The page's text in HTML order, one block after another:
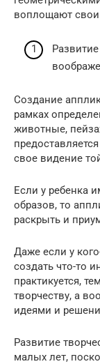
воплощают
Создание
рамках
животные,
свое видение
Если у ребенка
образов, то
раскрыть и
Даже если у
создать что-то
практикуется,
творчеству, а
идеями и
Развитие
малых лет,